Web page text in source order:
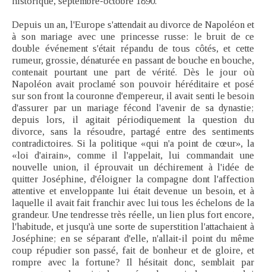
Depuis un an, l'Europe s'attendait au divorce de Napoléon et
à son mariage avec une princesse russe: le bruit de ce
double événement s'était répandu de tous côtés, et cette
rumeur, grossie, dénaturée en passant de bouche en bouche,
contenait pourtant une part de vérité. Dès le jour où
Napoléon avait proclamé son pouvoir héréditaire et posé
sur son front la couronne d'empereur, il avait senti le besoin
d'assurer par un mariage fécond l'avenir de sa dynastie;
depuis lors, il agitait périodiquement la question du
divorce, sans la résoudre, partagé entre des sentiments
contradictoires. Si la politique «qui n'a point de cœur», la
«loi d'airain», comme il l'appelait, lui commandait une
nouvelle union, il éprouvait un déchirement à l'idée de
quitter Joséphine, d'éloigner la compagne dont l'affection
attentive et enveloppante lui était devenue un besoin, et à
laquelle il avait fait franchir avec lui tous les échelons de la
grandeur. Une tendresse très réelle, un lien plus fort encore,
l'habitude, et jusqu'à une sorte de superstition l'attachaient à
Joséphine; en se séparant d'elle, n'allait-il point du même
coup répudier son passé, fait de bonheur et de gloire, et
rompre avec la fortune? Il hésitait donc, semblait par